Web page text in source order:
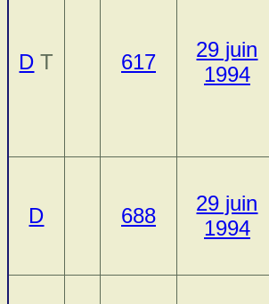
D T 617
29 juin
1994
D 688
29 juin
1994